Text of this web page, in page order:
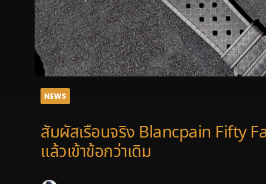
NEWS
สัมผัสเรือนจริง Blancpain Fifty
แล้วเข้าข้อกว่าเดิม